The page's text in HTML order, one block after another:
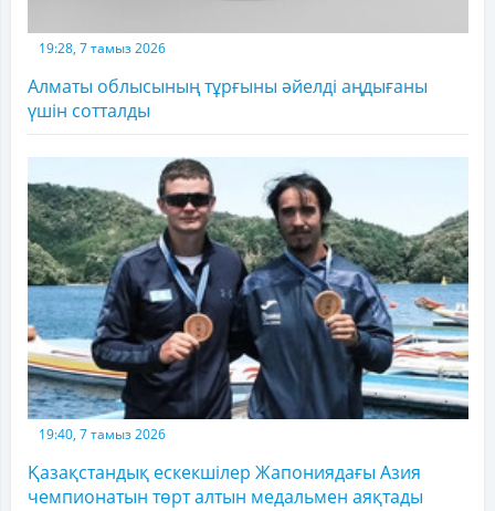
19:28, 7 тамыз 2026
Алматы облысының тұрғыны әйелді аңдығаны
үшін сотталды
19:40, 7 тамыз 2026
Қазақстандық ескекшілер Жапониядағы Азия
чемпионатын төрт алтын медальмен аяқтады